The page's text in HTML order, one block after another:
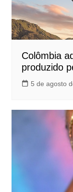
Colômbia
produzido
5 de agosto